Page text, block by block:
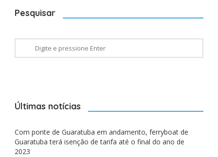
Pesquisar
Últimas notícias
Com ponte de Guaratuba em andamento, ferryboat de
Guaratuba terá isenção de tarifa até o final do ano de
2023